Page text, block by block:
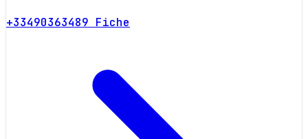
+33490363489 Fiche